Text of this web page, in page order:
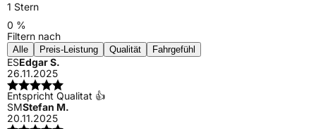
1 Stern
0 %
Filtern nach
Alle Preis-Leistung Qualität Fahrgefühl
ESEdgar S.
26.11.2025
Entspricht Qualitat 👍
SMStefan M.
20.11.2025